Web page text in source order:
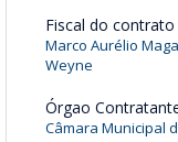
Fiscal do contrato
Marco Aurélio
Weyne
Órgao
Câmara Municipal